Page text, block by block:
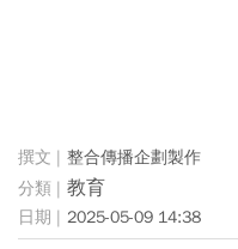
整合傳播企劃製作
教育
2025-05-09 14:38